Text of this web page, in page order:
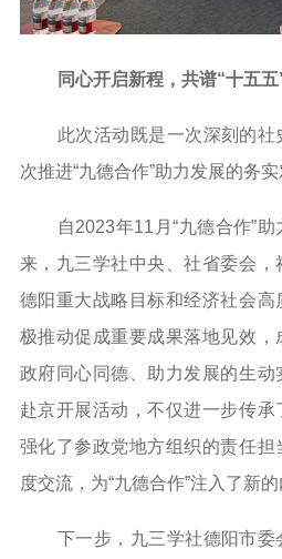
同心开启新程，共谱“十五
此次活动既是一次深刻的
次推进“九德合作”助力发展的务实
自2023年11月“九德合作”
来，九三学社中央、社省委会，
德阳重大战略目标和经济社会
极推动促成重要成果落地见效
政府同心同德、助力发展的生
赴京开展活动，不仅进一步传承
强化了参政党地方组织的责任
度交流，为“九德合作”注入了新的
下一步，九三学社德阳市